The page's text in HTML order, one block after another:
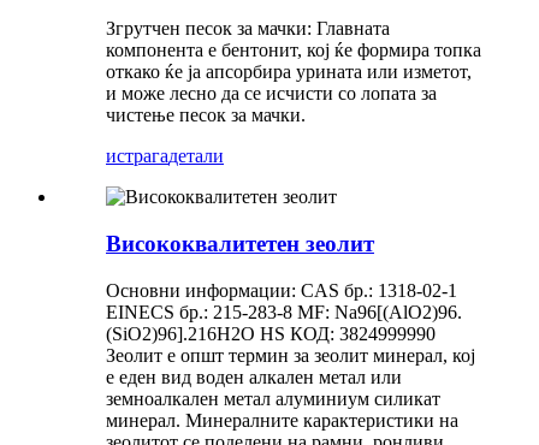
Згрутчен песок за мачки: Главната
компонента е бентонит, кој ќе формира топка
откако ќе ја апсорбира урината или изметот,
и може лесно да се исчисти со лопата за
чистење песок за мачки.
истрагадетали
Висококвалитетен зеолит
Основни информации: CAS бр.: 1318-02-1
EINECS бр.: 215-283-8 MF: Na96[(AlO2)96.
(SiO2)96].216H2O HS КОД: 3824999990
Зеолит е општ термин за зеолит минерал, кој
е еден вид воден алкален метал или
земноалкален метал алуминиум силикат
минерал. Минералните карактеристики на